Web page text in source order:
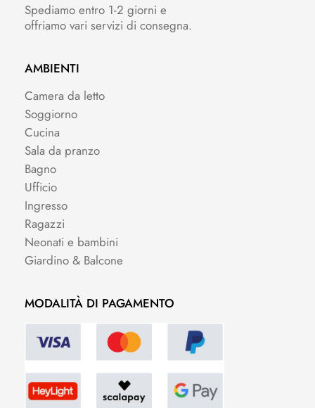
Spediamo entro 1-2 giorni e
offriamo vari servizi di consegna.
AMBIENTI
Camera da letto
Soggiorno
Cucina
Sala da pranzo
Bagno
Ufficio
Ingresso
Ragazzi
Neonati e bambini
Giardino & Balcone
MODALITÀ DI PAGAMENTO